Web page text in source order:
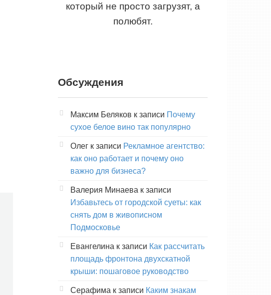
который не просто загрузят, а
полюбят.
Обсуждения
Максим Беляков к записи Почему
сухое белое вино так популярно
Олег к записи Рекламное агентство:
как оно работает и почему оно
важно для бизнеса?
Валерия Минаева к записи
Избавьтесь от городской суеты: как
снять дом в живописном
Подмосковье
Евангелина к записи Как рассчитать
площадь фронтона двухскатной
крыши: пошаговое руководство
Серафима к записи Каким знакам